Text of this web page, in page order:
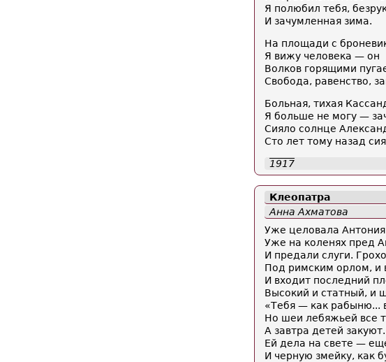
Я полюбил тебя,
И зачумленная зима.
На площади с
Я вижу человека — он
Волков горящими
Свобода, равенство,
Больная, тихая
Я больше не могу —
Сияло солнце
Сто лет тому назад
1917
Клеопатра
Анна Ахматова
Уже целовала
Уже на коленях пред
И предали слуги.
Под римским орлом, и
И входит последний
Высокий и статный, и
«Тебя — как рабыню...
Но шеи лебяжьей все
А завтра детей
Ей дела на свете —
И черную змейку, как